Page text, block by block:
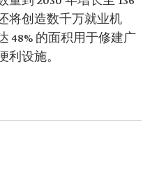
将创造数千万就业机
48% 的面积用于修建广
利设施。